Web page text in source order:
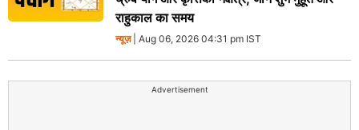
राहुकाल का समय
न्यूज़| Aug 06, 2026 04:31 pm IST
Advertisement